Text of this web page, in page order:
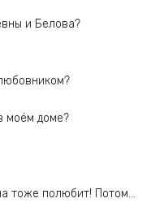
и Белова?
моём доме?
тоже полюбит! Потом…